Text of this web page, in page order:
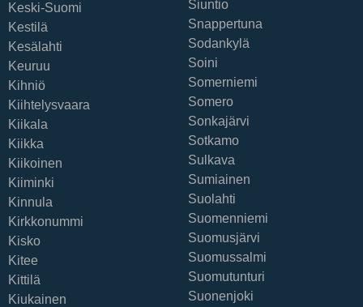
Keski-Suomi
Kestilä
Kesälahti
Keuruu
Kihniö
Kiihtelysvaara
Kiikala
Kiikka
Kiikoinen
Kiiminki
Kinnula
Kirkkonummi
Kisko
Kitee
Kittilä
Kiukainen
Siuntio
Snappertuna
Sodankylä
Soini
Somerniemi
Somero
Sonkajärvi
Sotkamo
Sulkava
Sumiainen
Suolahti
Suomenniemi
Suomusjärvi
Suomussalmi
Suomutunturi
Suonenjoki